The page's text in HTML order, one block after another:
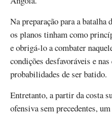
Na preparação para a
os planos tinham como
e obrigá-lo a combater
condições desfavoráveis e
probabilidades de ser batido.
Entretanto, a partir da costa
ofensiva sem precedentes,